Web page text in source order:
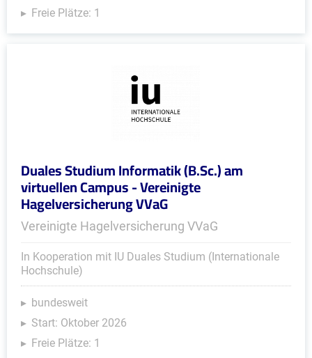
Freie Plätze: 1
Duales Studium Informatik (B.Sc.) am
virtuellen Campus - Vereinigte
Hagelversicherung VVaG
Vereinigte Hagelversicherung VVaG
In Kooperation mit IU Duales Studium (Internationale
Hochschule)
bundesweit
Start: Oktober 2026
Freie Plätze: 1